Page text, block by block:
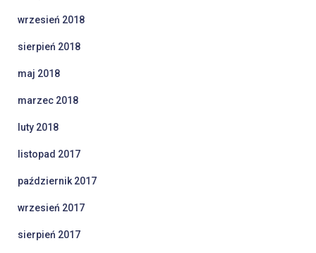
wrzesień 2018
sierpień 2018
maj 2018
marzec 2018
luty 2018
listopad 2017
październik 2017
wrzesień 2017
sierpień 2017